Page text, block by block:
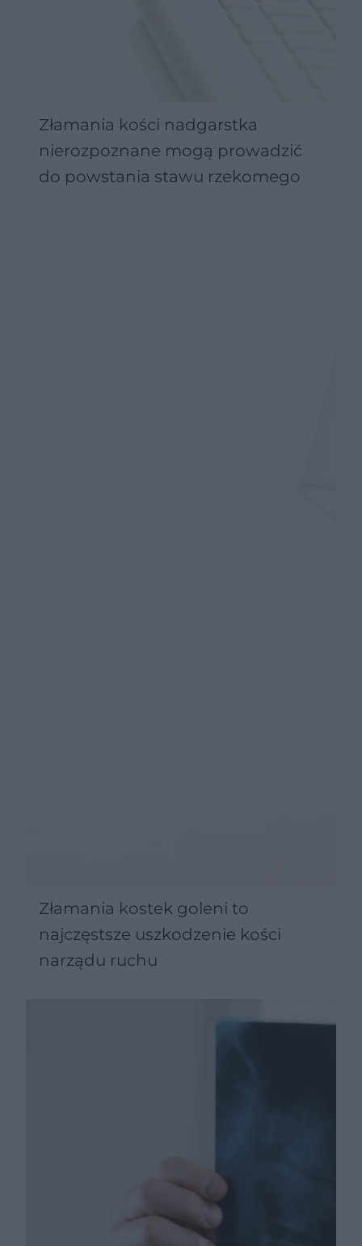
Złamania kości nadgarstka
nierozpoznane mogą prowadzić
do powstania stawu rzekomego
Złamania kostek goleni to
najczęstsze uszkodzenie kości
narządu ruchu